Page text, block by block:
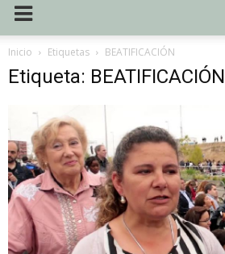
Inicio Etiquetas BEATIFICACIÓN
Etiqueta: BEATIFICACIÓN